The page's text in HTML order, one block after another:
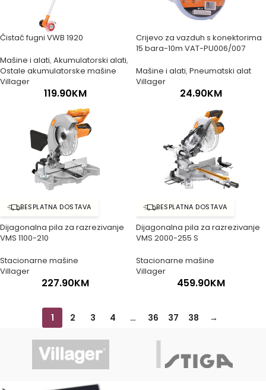
Čistač fugni VWB 1920
Mašine i alati, Akumulatorski alati,
Ostale akumulatorske mašine
Villager
119.90KM
Crijevo za vazduh s konektorima
15 bara-10m VAT-PU006/007
Mašine i alati, Pneumatski alat
Villager
24.90KM
BESPLATNA DOSTAVA
Dijagonalna pila za razrezivanje
VMS 1100-210
Stacionarne mašine
Villager
227.90KM
BESPLATNA DOSTAVA
Dijagonalna pila za razrezivanje
VMS 2000-255 S
Stacionarne mašine
Villager
459.90KM
1 2 3 4 … 36 37 38 →